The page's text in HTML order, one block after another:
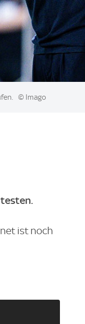
© Imago
testen.
ist noch